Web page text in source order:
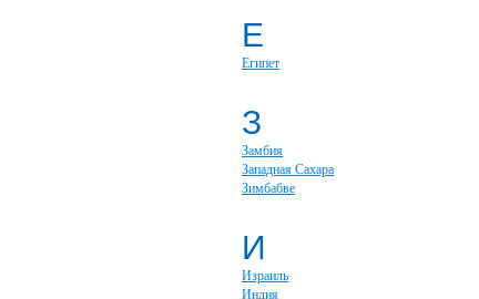
Е
Египет
З
Замбия
Западная Сахара
Зимбабве
И
Израиль
Индия